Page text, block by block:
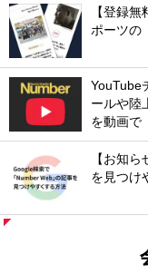
【登録
ポーツの
YouTube
ールや陸
を動画で
【お知
を見つけ